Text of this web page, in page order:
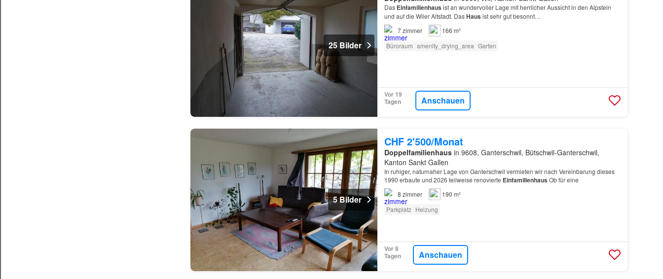
25 Bilder
Das Einfamilienhaus ist an wundervoller Lage mit herrlicher Aussicht in den Alpstein
und auf die Wiler Altstadt. DasHaus ist sehr gut besonnt…
7zimmer
166 m²
Büroraum amenity_drying_area Garten
Vor 19
Tagen
Anschauen
5 Bilder
CHF 2'500/Monat
Doppelfamilienhausin 9608, Ganterschwil, Bütschwil-Ganterschwil,
Kanton Sankt Gallen
In ruhiger, naturnaher Lage von Ganterschwil vermieten wir nach Vereinbarung dieses
1990 erbaute und 2026 teilweise renovierte Einfamilienhaus Ob für eine
8 zimmer
190 m²
Parkplatz Heizung
Vor 8
Tagen
Anschauen